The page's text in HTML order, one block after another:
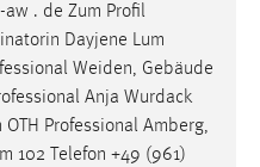
. de Zum Profil
Dayjene Lum
Weiden, Gebäude
Anja Wurdack
Professional Amberg,
102 Telefon +49 (961)
anonym.
zu verstehen, wie
nutzen.